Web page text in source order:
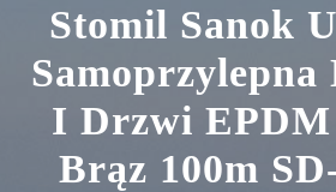
Stomil Sanok
Samoprzylepna
I Drzwi
Brąz 100m